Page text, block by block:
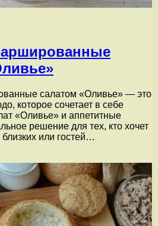
салатом «Оливье» — это
которое сочетает в себе
«Оливье» и аппетитные
решение для тех, кто хочет
или гостей…